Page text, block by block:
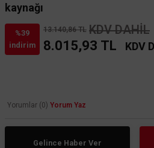
kaynağı
%39
indirim
13.140,86 TL KDV DAHİL
8.015,93 TL KDV
Yorumlar (0) Yorum Yaz
Gelince Haber Ver